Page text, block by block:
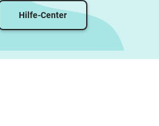
Hilfe-Center